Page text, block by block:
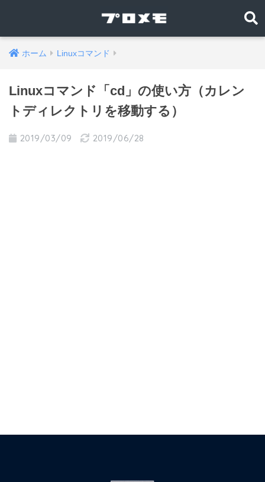
ホーム Linuxコマンド
Linuxコマンド「cd」の使い方（カレン
トディレクトリを移動する）
2019/03/09 2019/06/28